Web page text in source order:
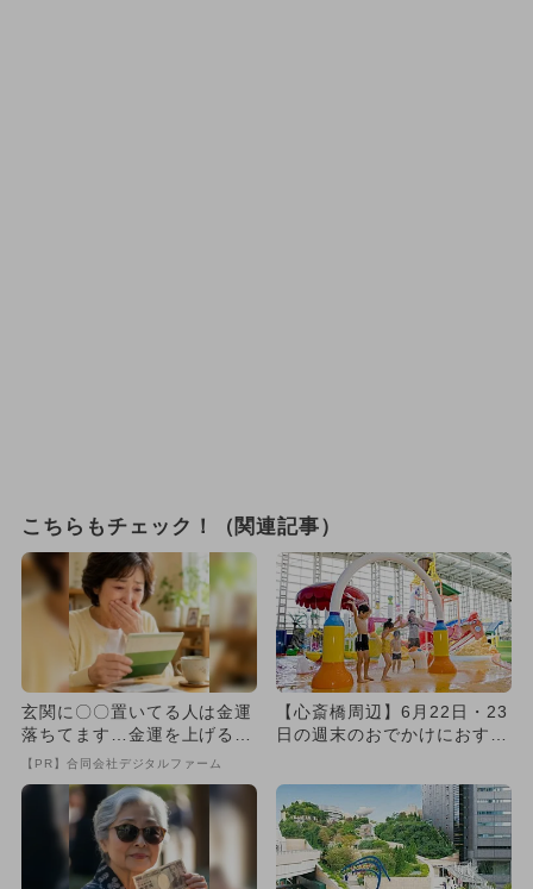
こちらもチェック！（関連記事）
玄関に〇〇置いてる人は金運
落ちてます…金運を上げる方
法とは
【PR】合同会社デジタルファーム
【心斎橋周辺】6月22日・23
日の週末のおでかけにおすす